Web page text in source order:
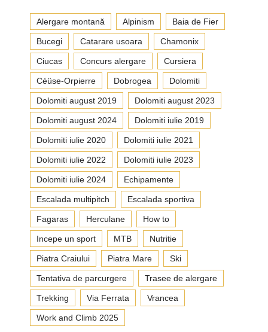
Alergare montană Alpinism Baia de Fier
Bucegi Catarare usoara Chamonix
Ciucas Concurs alergare Cursiera
Céüse-Orpierre Dobrogea Dolomiti
Dolomiti august 2019 Dolomiti august 2023
Dolomiti august 2024 Dolomiti iulie 2019
Dolomiti iulie 2020 Dolomiti iulie 2021
Dolomiti iulie 2022 Dolomiti iulie 2023
Dolomiti iulie 2024 Echipamente
Escalada multipitch Escalada sportiva
Fagaras Herculane How to
Incepe un sport MTB Nutritie
Piatra Craiului Piatra Mare Ski
Tentativa de parcurgere Trasee de alergare
Trekking Via Ferrata Vrancea
Work and Climb 2025